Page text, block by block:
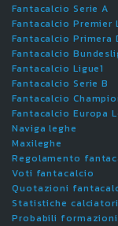
Fantacalcio Serie A
Fantacalcio Premier
Fantacalcio Primera
Fantacalcio
Fantacalcio Ligue1
Fantacalcio Serie B
Fantacalcio
Fantacalcio Europa
Naviga leghe
Maxileghe
Regolamento
Voti fantacalcio
Quotazioni
Statistiche calciatori
Probabili formazioni